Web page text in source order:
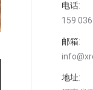
电话:
159
邮箱:
地址: